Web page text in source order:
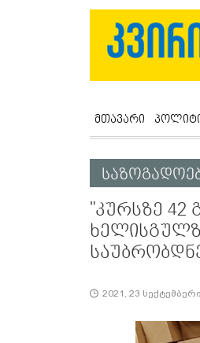
მთავარი
"კურსზე 42
2021, 23